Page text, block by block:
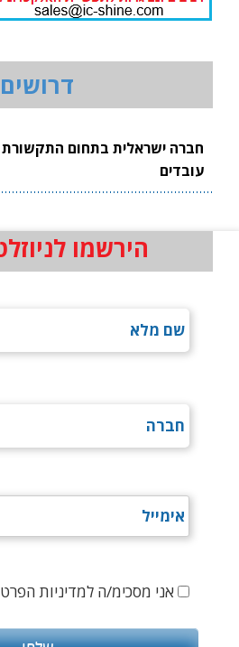
דרושים
חברה ישראלית בתחום התקשורת
עובדים
הירשמו
אני מסכימ/ה למדיניות